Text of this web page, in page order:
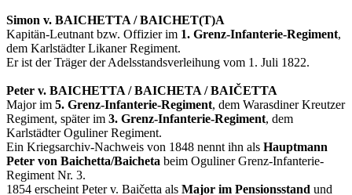
Simon v. BAICHETTA / BAICHET(T)A
Kapitän-Leutnant bzw. Offizier im 1. Grenz-Infanterie-Regiment,
dem Karlstädter Likaner Regiment.
Er ist der Träger der Adelsstandsverleihung vom 1. Juli 1822.
Peter v. BAICHETTA / BAICHETA / BAIČETTA
Major im 5. Grenz-Infanterie-Regiment, dem Warasdiner Kreutzer
Regiment, später im 3. Grenz-Infanterie-Regiment, dem
Karlstädter Oguliner Regiment.
Ein Kriegsarchiv-Nachweis von 1848 nennt ihn als Hauptmann
Peter von Baichetta/Baicheta beim Oguliner Grenz-Infanterie-
Regiment Nr. 3.
1854 erscheint Peter v. Baičetta als Major im Pensionsstand und